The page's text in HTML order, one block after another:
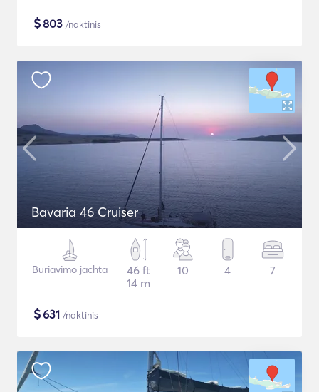
$803 /naktinis
Bavaria 46 Cruiser
Buriavimo jachta
46 ft
14 m
10 4 7
$631 /naktinis